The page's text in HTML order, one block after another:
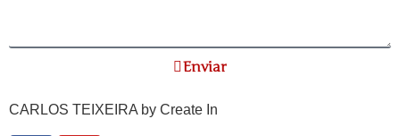
Enviar
CARLOS TEIXEIRA by Create In